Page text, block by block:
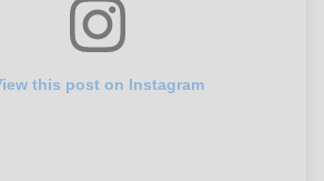
this post on Instagram